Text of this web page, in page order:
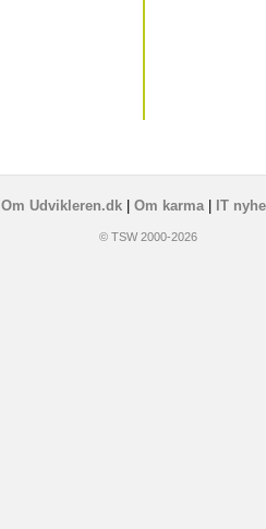
Om Udvikleren.dk| Om karma| IT
© TSW 2000-2026